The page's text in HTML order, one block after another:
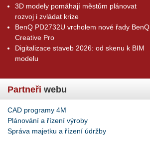
3D modely pomáhají městům plánovat
rozvoj i zvládat krize
BenQ PD2732U vrcholem nové řady BenQ
Creative Pro
Digitalizace staveb 2026: od skenu k BIM
modelu
Partneři webu
CAD programy 4M
Plánování a řízení výroby
Správa majetku a řízení údržby